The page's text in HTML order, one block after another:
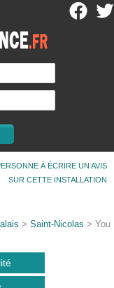
À ÉCRIRE UN AVIS
SUR CETTE INSTALLATION
>Saint-Nicolas > You